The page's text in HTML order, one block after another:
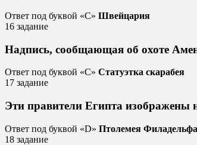
Ответ под буквой «С» Швейцария
16 задание
Надпись, сообщающая об охоте
Ответ под буквой «С» Статуэтка скарабея
17 задание
Эти правители Египта изображены
Ответ под буквой «D» Птолемея
18 задание